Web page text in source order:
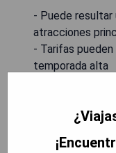
- Puede resultar
atracciones
- Tarifas
temporada alta